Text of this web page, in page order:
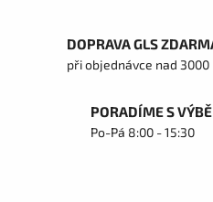
DOPRAVA GLS
při objednávce nad 3000
PORADÍME S
Po-Pá 8:00 - 15:30